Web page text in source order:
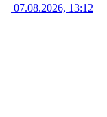
07.08.2026, 13:12